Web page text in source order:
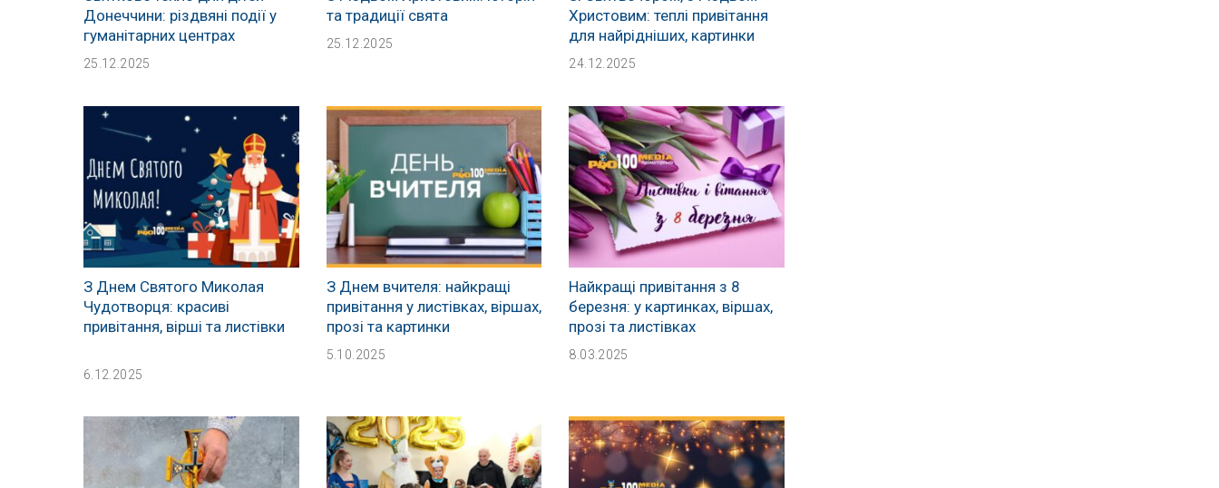
Донеччини: різдвяні події у
гуманітарних центрах
25.12.2025
та традиції свята
25.12.2025
Христовим: теплі привітання
для найрідніших, картинки
24.12.2025
З Днем Святого Миколая
Чудотворця: красиві
привітання, вірші та листівки
6.12.2025
З Днем вчителя: найкращі
привітання у листівках, віршах,
прозі та картинки
5.10.2025
Найкращі привітання з 8
березня: у картинках, віршах,
прозі та листівках
8.03.2025